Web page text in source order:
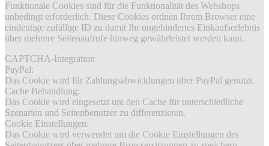
Funktionale Cookies sind für die Funktionalität des Webshops
unbedingt erforderlich. Diese Cookies ordnen Ihrem Browser eine
eindeutige zufällige ID zu damit Ihr ungehindertes Einkaufserlebnis
über mehrere Seitenaufrufe hinweg gewährleistet werden kann.
CAPTCHA-Integration
PayPal:
Das Cookie wird für Zahlungsabwicklungen über PayPal genutzt.
Cache Behandlung:
Das Cookie wird eingesetzt um den Cache für unterschiedliche
Szenarien und Seitenbenutzer zu differenzieren.
Cookie Einstellungen:
Das Cookie wird verwendet um die Cookie Einstellungen des